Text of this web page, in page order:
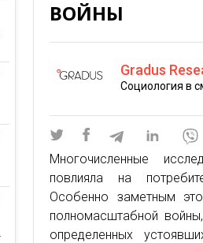
ВОЙНЫ
Gradus
Социология в
Многочисленные
повлияла на
Особенно заметным
полномасштабной
определенных